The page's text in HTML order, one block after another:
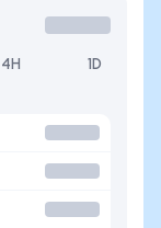
4H 1D